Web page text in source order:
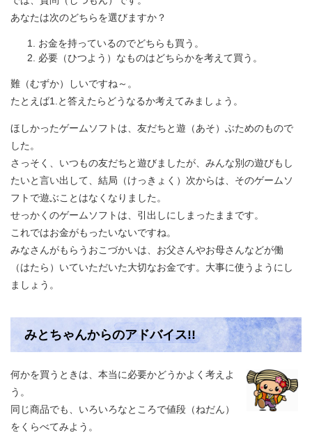
あなたは次のどちらを選びますか？
お金を持っているのでどちらも買う。
必要（ひつよう）なものはどちらかを考えて買う。
難（むずか）しいですね～。
たとえば1.と答えたらどうなるか考えてみましょう。
ほしかったゲームソフトは、友だちと遊（あそ）ぶためのもので
した。
さっそく、いつもの友だちと遊びましたが、みんな別の遊びもし
たいと言い出して、結局（けっきょく）次からは、そのゲームソ
フトで遊ぶことはなくなりました。
せっかくのゲームソフトは、引出しにしまったままです。
これではお金がもったいないですね。
みなさんがもらうおこづかいは、お父さんやお母さんなどが働
（はたら）いていただいた大切なお金です。大事に使うようにし
ましょう。
みとちゃんからのアドバイス!!
何かを買うときは、本当に必要かどうかよく考えよ
う。
同じ商品でも、いろいろなところで値段（ねだん）
をくらべてみよう。